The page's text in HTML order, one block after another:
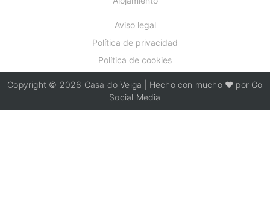
Aviso legal
Política de privacidad
Política de cookies
Copyright © 2026 Casa do Veiga | Hecho con mucho ❤️ por Go
Social Media